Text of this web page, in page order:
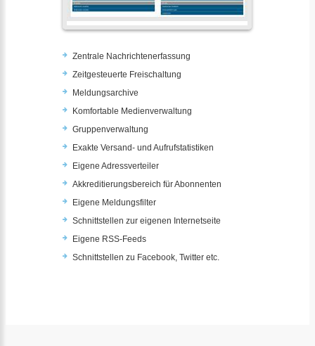
Zentrale Nachrichtenerfassung
Zeitgesteuerte Freischaltung
Meldungsarchive
Komfortable Medienverwaltung
Gruppenverwaltung
Exakte Versand- und Aufrufstatistiken
Eigene Adressverteiler
Akkreditierungsbereich für Abonnenten
Eigene Meldungsfilter
Schnittstellen zur eigenen Internetseite
Eigene RSS-Feeds
Schnittstellen zu Facebook, Twitter etc.